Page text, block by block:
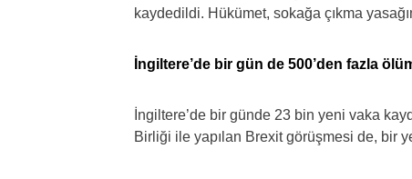
kaydedildi. Hükümet, sokağa çıkma
İngiltere’de bir gün de 500’den fazla
İngiltere’de bir günde 23 bin yeni vaka
Birliği ile yapılan Brexit görüşmesi de, bir